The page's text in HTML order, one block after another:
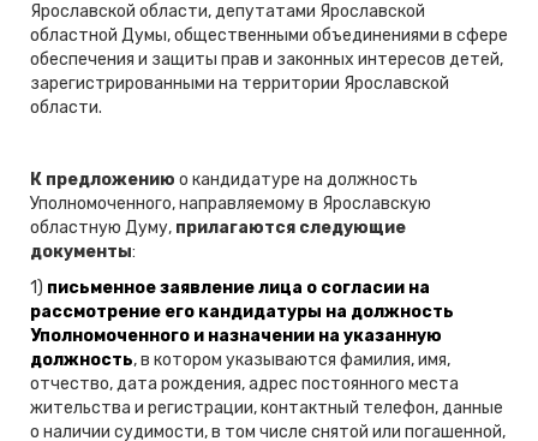
Ярославской области, депутатами Ярославской
областной Думы, общественными объединениями в сфере
обеспечения и защиты прав и законных интересов детей,
зарегистрированными на территории Ярославской
области.
К предложению о кандидатуре на должность
Уполномоченного, направляемому в Ярославскую
областную Думу, прилагаются следующие
документы:
1) письменное заявление лица о согласии на
рассмотрение его кандидатуры на должность
Уполномоченного и назначении на указанную
должность, в котором указываются фамилия, имя,
отчество, дата рождения, адрес постоянного места
жительства и регистрации, контактный телефон, данные
о наличии судимости, в том числе снятой или погашенной,